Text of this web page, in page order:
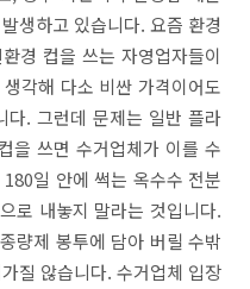
생하고 있습니다. 요즘 환경
경 컵을 쓰는 자영업자들이
각해 다소 비싼 가격이어도
다. 그런데 문제는 일반 플라
을 쓰면 수거업체가 이를 수
일 안에 썩는 옥수수 전분
로 내놓지 말라는 것입니다.
량제 봉투에 담아 버릴 수밖
질 않습니다. 수거업체 입장